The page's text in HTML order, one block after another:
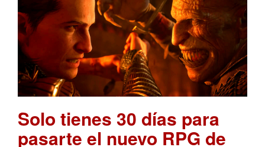
Solo tienes 30 días para
pasarte el nuevo RPG de